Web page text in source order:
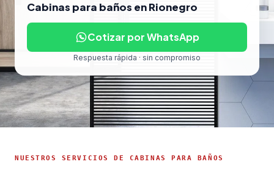
Cabinas para baños en Rionegro
Cotizar por WhatsApp
Respuesta rápida · sin compromiso
NUESTROS SERVICIOS DE CABINAS PARA BAÑOS